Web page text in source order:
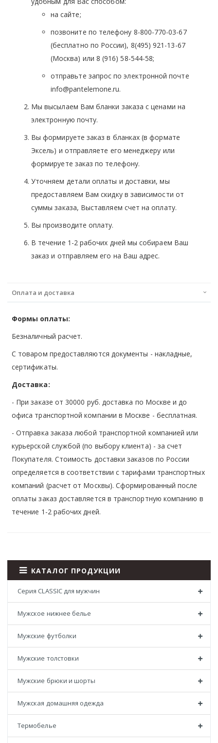
на сайте;
позвоните по телефону 8-800-770-03-67
(бесплатно по России), 8(495) 921-13-67
(Москва) или 8 (916) 58-544-58;
отправьте запрос по электронной почте
info@pantelemone.ru.
Мы высылаем Вам бланки заказа с ценами на
электронную почту.
Вы формируете заказ в бланках (в формате
Эксель) и отправляете его менеджеру или
формируете заказ по телефону.
Уточняем детали оплаты и доставки, мы
предоставляем Вам скидку в зависимости от
суммы заказа, Выставляем счет на оплату.
Вы производите оплату.
В течение 1-2 рабочих дней мы собираем Ваш
заказ и отправляем его на Ваш адрес.
Оплата и доставка
Формы оплаты:
Безналичный расчет.
С товаром предоставляются документы - накладные,
сертификаты.
Доставка:
- При заказе от 30000 руб. доставка по Москве и до
офиса транспортной компании в Москве - бесплатная.
- Отправка заказа любой транспортной компанией или
курьерской службой (по выбору клиента) - за счет
Покупателя. Стоимость доставки заказов по России
определяется в соответствии с тарифами транспортных
компаний (расчет от Москвы). Сформированный после
оплаты заказ доставляется в транспортную компанию в
течение 1-2 рабочих дней.
КАТАЛОГ ПРОДУКЦИИ
Серия CLASSIC для мужчин
Мужское нижнее белье
Мужские футболки
Мужские толстовки
Мужские брюки и шорты
Мужская домашняя одежда
Термобелье